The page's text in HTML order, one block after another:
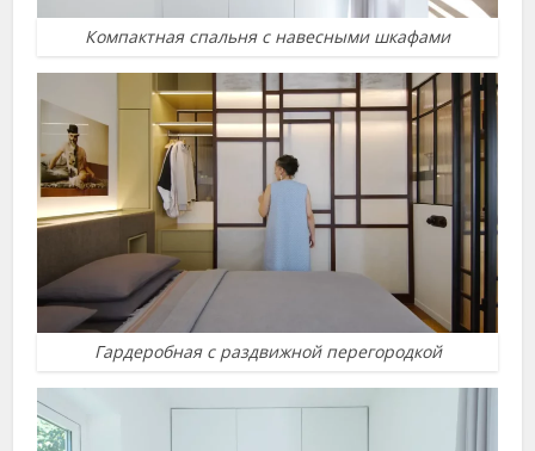
Компактная спальня с навесными шкафами
Гардеробная с раздвижной перегородкой